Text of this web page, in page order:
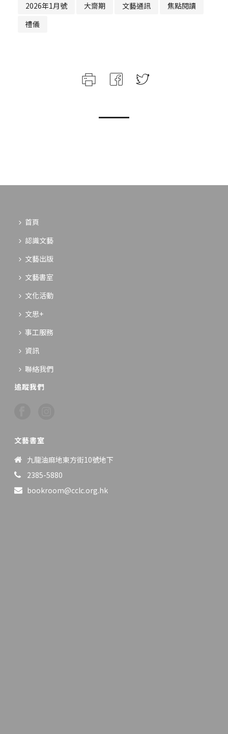
2026年1月號 大齋期 文藝通訊
焦點閱讀
禮儀
首頁
認識文藝
文藝出版
文藝書室
文化活動
文思+
事工服務
資訊
聯絡我們
追蹤我們
文藝書室
九龍油麻地東方街10號地下
2385-5880
bookroom@cclc.org.hk